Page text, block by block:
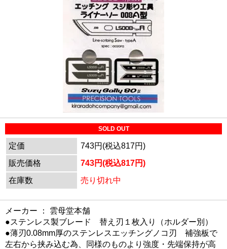
SOLD OUT
定価
743円(税込817円)
販売価格
743円(税込817円)
在庫数
売り切れ中
メーカー ： 雲母堂本舗
●ステンレス製ブレード 替え刃１枚入り（ホルダー別）
●薄刃0.08mm厚のステンレスエッチングノコ刃 補強板で
左右から挟み込む為、同様のものより強度・先端保持が高